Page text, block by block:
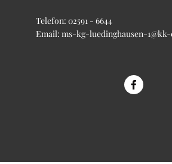
Telefon: 02591 - 6644
Email: ms-kg-luedinghausen-